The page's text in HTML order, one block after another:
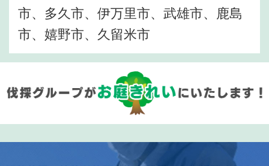
市、多久市、伊万里市、武雄市、鹿島
市、嬉野市、久留米市